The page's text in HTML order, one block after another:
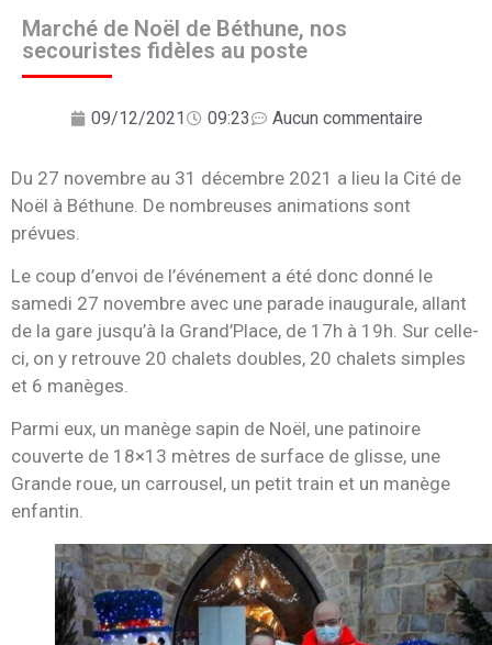
Marché de Noël de Béthune, nos
secouristes fidèles au poste
09/12/2021 09:23 Aucun commentaire
Du 27 novembre au 31 décembre 2021 a lieu la Cité de
Noël à Béthune. De nombreuses animations sont
prévues.
Le coup d’envoi de l’événement a été donc donné le
samedi 27 novembre avec une parade inaugurale, allant
de la gare jusqu’à la Grand’Place, de 17h à 19h. Sur celle-
ci, on y retrouve 20 chalets doubles, 20 chalets simples
et 6 manèges.
Parmi eux, un manège sapin de Noël, une patinoire
couverte de 18×13 mètres de surface de glisse, une
Grande roue, un carrousel, un petit train et un manège
enfantin.